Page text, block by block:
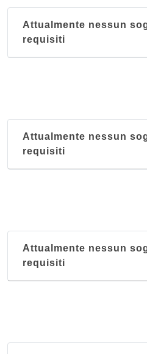
Attualmente nessun
requisiti
Attualmente nessun
requisiti
Attualmente nessun
requisiti